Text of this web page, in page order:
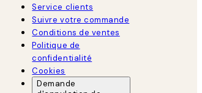
Service clients
Suivre votre commande
Conditions de ventes
Politique de
confidentialité
Cookies
Demande